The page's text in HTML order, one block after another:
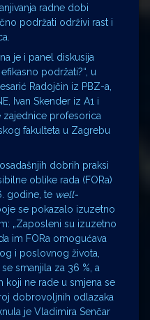
radne dobi
podržati održivi rast i
je i panel diskusija
podržati?“, u
Radojčin iz PBZ-a,
Ivan Skender iz A1 i
zajednice profesorica
fakulteta u Zagrebu
dobrih praksi
oblike rada (FORa)
godine, te well-
se pokazalo izuzetno
„Zaposleni su izuzetno
im FORa omogućava
i poslovnog života,
smanjila za 36 %, a
koji ne rade u smjena se
dobrovoljnih odlazaka
je Vladimira Senčar